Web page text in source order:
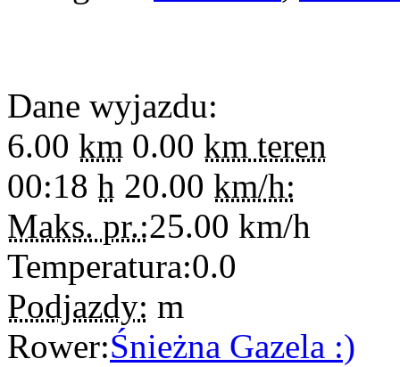
Dane wyjazdu:
6.00 km 0.00 km teren
00:18 h 20.00 km/h:
Maks. pr.:25.00 km/h
Temperatura:0.0
Podjazdy: m
Rower:Śnieżna Gazela :)